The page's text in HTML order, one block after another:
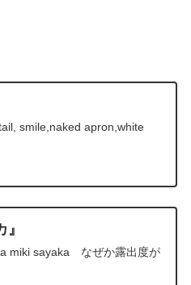
smile,naked apron,white
miki sayaka なぜか露出度が